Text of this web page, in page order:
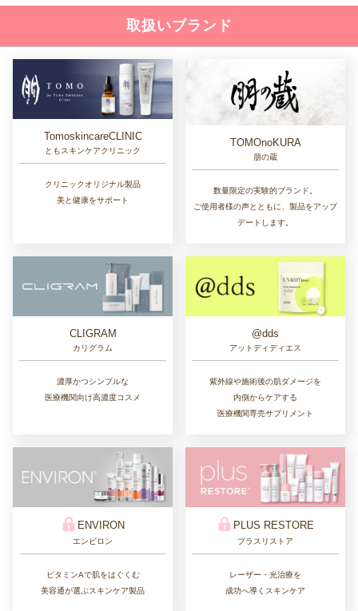
取扱いブランド
TomoskincareCLINIC
ともスキンケアクリニック
クリニックオリジナル製品
美と健康をサポート
TOMOnoKURA
朋の蔵
数量限定の実験的ブランド。
ご使用者様の声とともに、製品をアップ
デートします。
CLIGRAM
カリグラム
濃厚かつシンプルな
医療機関向け高濃度コスメ
@dds
アットディディエス
紫外線や施術後の肌ダメージを
内側からケアする
医療機関専売サプリメント
ENVIRON
エンビロン
ビタミンAで肌をはぐくむ
美容通が選ぶスキンケア製品
PLUS RESTORE
プラスリストア
レーザー・光治療を
成功へ導くスキンケア